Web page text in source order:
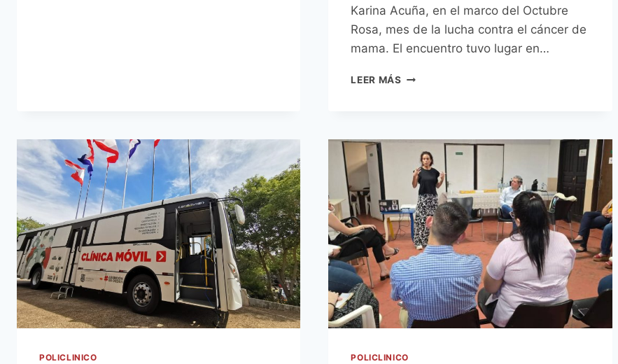
PREVENTIVOS
Karina Acuña, en el marco del Octubre
Rosa, mes de la lucha contra el cáncer de
mama. El encuentro tuvo lugar en…
LEER MÁS GOBIERNO
OCTUBRE
ROSA
CON
JORNADA
DE
SALUD
INTEGRAL
SHOW
CULTURAL
DENOMINADO
“ENCUENTRO
Y
EN
POLICLINICO POLICLINICO